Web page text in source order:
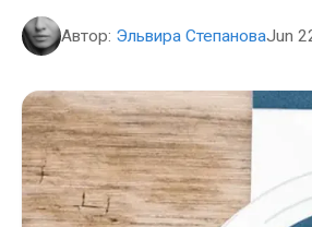
Автор: Эльвира СтепановаJun